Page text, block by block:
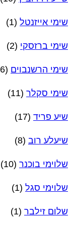
שימי אייזנטל (1)
שימי ברזסקי (2)
שימי הרשנבוים (6)
שימי סקלר (11)
שיע פריד (17)
שיעלע רוב (8)
שלוימי בוכנר (10)
שלוימי סגל (1)
שלום זילבר (1)